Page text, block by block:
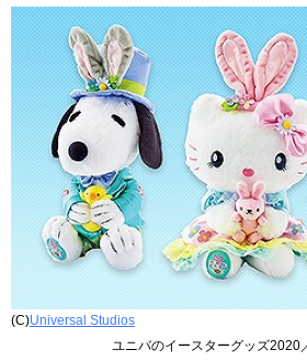
(C)Universal Studios
ユニバのイースターグッズ2020